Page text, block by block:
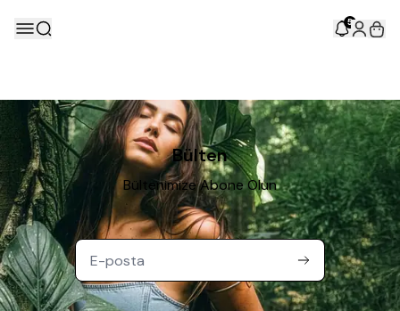
5
Bülten
Bültenimize Abone Olun